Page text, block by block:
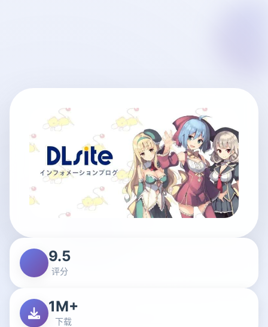
9.5
评分
1M+
下载